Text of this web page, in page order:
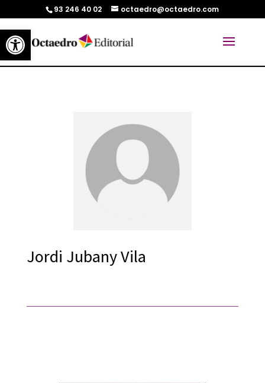
Abrir barra de herramientas
93 246 40 02 octaedro@octaedro.com
Jordi Jubany Vila